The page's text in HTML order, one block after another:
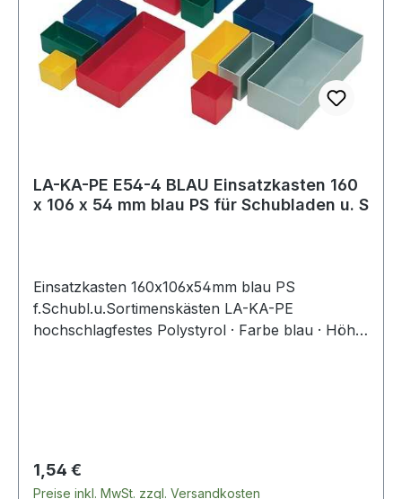
LA-KA-PE E54-4 BLAU Einsatzkasten 160
x 106 x 54 mm blau PS für Schubladen u. S
Einsatzkasten 160x106x54mm blau PS
f.Schubl.u.Sortimenskästen LA-KA-PE
hochschlagfestes Polystyrol · Farbe blau · Höhe
Regulärer Preis:
1,54 €
Preise inkl. MwSt. zzgl. Versandkosten